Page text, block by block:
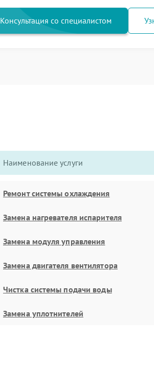
Консультация со специалистом
Наименование услуги
Ремонт системы охлаждения
Замена нагревателя испарителя
Замена модуля управления
Замена двигателя вентилятора
Чистка системы подачи воды
Замена уплотнителей